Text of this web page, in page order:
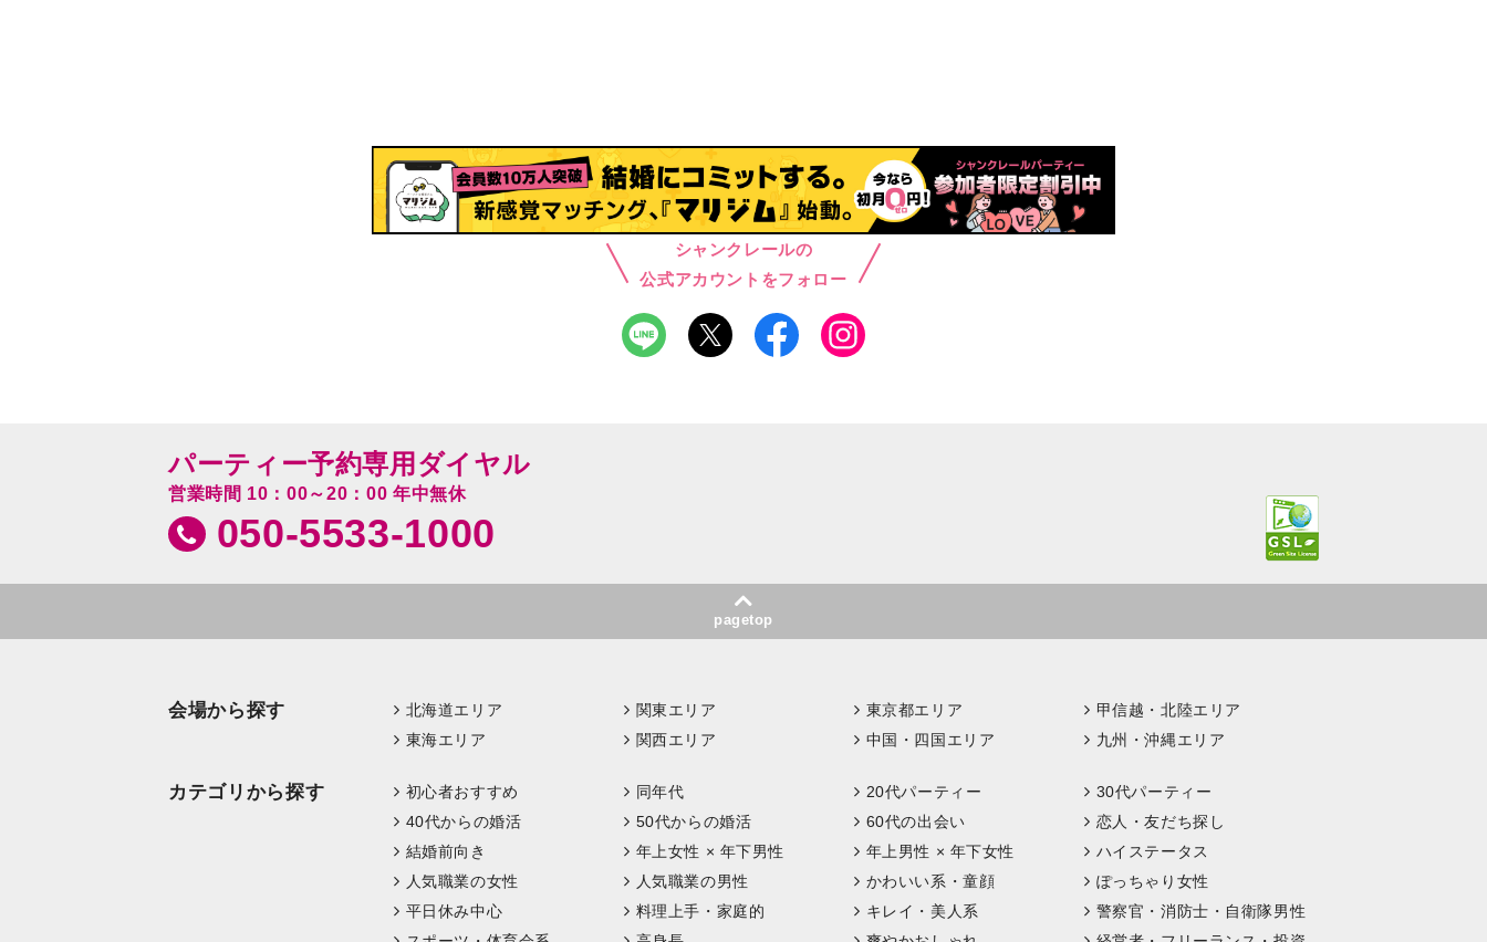
シャンクレールの
公式アカウントをフォロー
パーティー予約専用ダイヤル
営業時間 10：00～20：00 年中無休
050-5533-1000
pagetop
会場から探す 北海道エリア 関東エリア 東京都エリア
甲信越・北陸エリア
東海エリア
関西エリア 中国・四国エリア 九州・沖縄エリア
カテゴリから探す 初心者おすすめ 同年代 20代パーティー
30代パーティー
40代からの婚活
50代からの婚活 60代の出会い
恋人・友だち探し
結婚前向き
年上女性 × 年下男性 年上男性 × 年下女性
ハイステータス
人気職業の女性
人気職業の男性 かわいい系・童顔
ぽっちゃり女性
平日休み中心
料理上手・家庭的 キレイ・美人系
警察官・消防士・自衛隊男性